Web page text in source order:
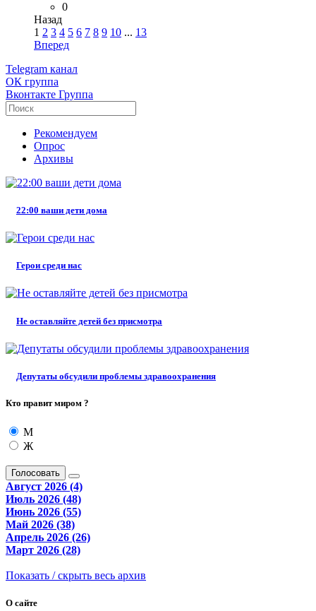
0
Назад
1 2 3 4 5 6 7 8 9 10 ... 13
Вперед
Telegram канал
ОК группа
Вконтакте Группа
Рекомендуем
Опрос
Архивы
22:00 ваши дети дома
Герои среди нас
Не оставляйте детей без присмотра
Депутаты обсудили проблемы здравоохранения
Кто правит миром ?
М
Ж
Голосовать
Август 2026 (4)
Июль 2026 (48)
Июнь 2026 (55)
Май 2026 (38)
Апрель 2026 (26)
Март 2026 (28)
Показать / скрыть весь архив
О сайте